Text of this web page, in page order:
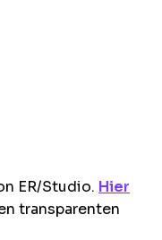
ER/Studio. Hier
transparenten